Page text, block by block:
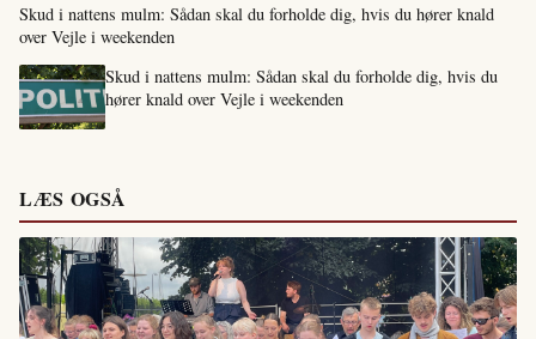
Skud i nattens mulm: Sådan skal du forholde dig, hvis du hører knald
over Vejle i weekenden
Skud i nattens mulm: Sådan skal du forholde dig, hvis du
hører knald over Vejle i weekenden
LÆS OGSÅ